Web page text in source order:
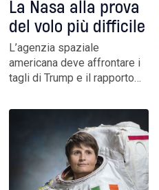
La Nasa alla prova
del volo più difficile
L’agenzia spaziale
americana deve affrontare i
tagli di Trump e il rapporto
Musk, proprietario di
SpaceX. E cresce lo
scetticismo sui ritardi della
missione con cui l’umanità
dovrebbe tornare sulla Luna